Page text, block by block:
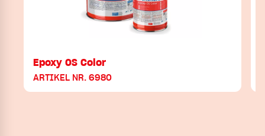
Epoxy OS Color
ARTIKEL NR. 6980